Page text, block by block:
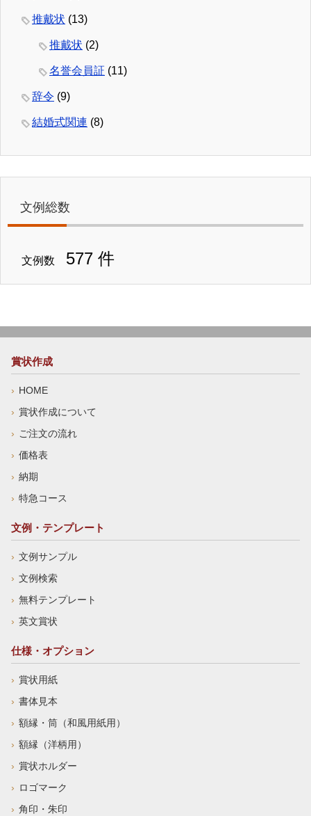
推戴状 (13)
推戴状 (2)
名誉会員証 (11)
辞令 (9)
結婚式関連 (8)
文例総数
文例数 577 件
賞状作成
HOME
賞状作成について
ご注文の流れ
価格表
納期
特急コース
文例・テンプレート
文例サンプル
文例検索
無料テンプレート
英文賞状
仕様・オプション
賞状用紙
書体見本
額縁・筒（和風用紙用）
額縁（洋柄用）
賞状ホルダー
ロゴマーク
角印・朱印